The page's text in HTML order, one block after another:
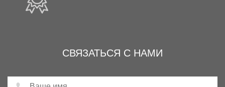
СВЯЗАТЬСЯ С НАМИ